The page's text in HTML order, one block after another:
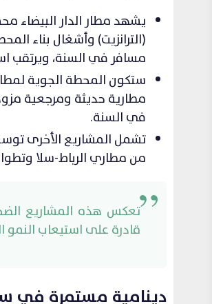
يشهد مطار الدار البيضاء
مسافر في السنة، ويرتقب
ستكون المحطة الجوية
في السنة.
تشمل المشاريع الأخرى
من مطاري الرباط-سلا
تعكس هذه المشاريع
قادرة على استيعاب النمو
دينامية مستمرة في سنة